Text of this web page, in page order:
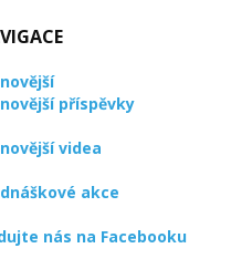
příspěvky
videa
akce
nás na Facebooku